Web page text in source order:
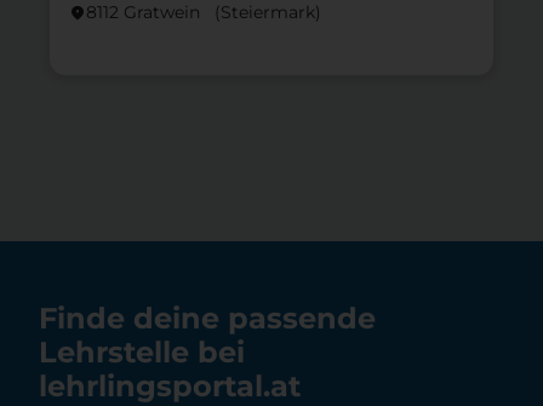
location_on8112 Gratwein (Steier­mark)
Finde deine passende
Lehrstelle bei
lehrlingsportal.at